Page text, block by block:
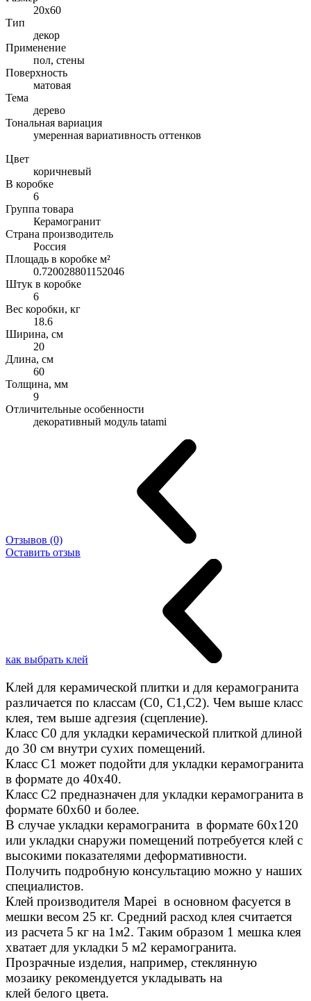
20x60
Тип
декор
Применение
пол, стены
Поверхность
матовая
Тема
дерево
Тональная вариация
умеренная вариативность оттенков
Цвет
коричневый
В коробке
6
Группа товара
Керамогранит
Страна производитель
Россия
Площадь в коробке м²
0.720028801152046
Штук в коробке
6
Вес коробки, кг
18.6
Ширина, см
20
Длина, см
60
Толщина, мм
9
Отличительные особенности
декоративный модуль tatami
Отзывов (0)
Оставить отзыв
как выбрать клей
Клей для керамической плитки и для керамогранита
различается по классам (C0, C1,C2). Чем выше класс
клея, тем выше адгезия (сцепление).
Класс С0 для укладки керамической плиткой длиной
до 30 см внутри сухих помещений.
Класс C1 может подойти для укладки керамогранита
в формате до 40х40.
Класс C2 предназначен для укладки керамогранита в
формате 60х60 и более.
В случае укладки керамогранита в формате 60х120
или укладки снаружи помещений потребуется клей с
высокими показателями деформативности.
Получить подробную консультацию можно у наших
специалистов.
Клей производителя Mapei в основном фасуется в
мешки весом 25 кг. Средний расход клея считается
из расчета 5 кг на 1м2. Таким образом 1 мешка клея
хватает для укладки 5 м2 керамогранита.
Прозрачные изделия, например, стеклянную
мозаику рекомендуется укладывать на
клей белого цвета.